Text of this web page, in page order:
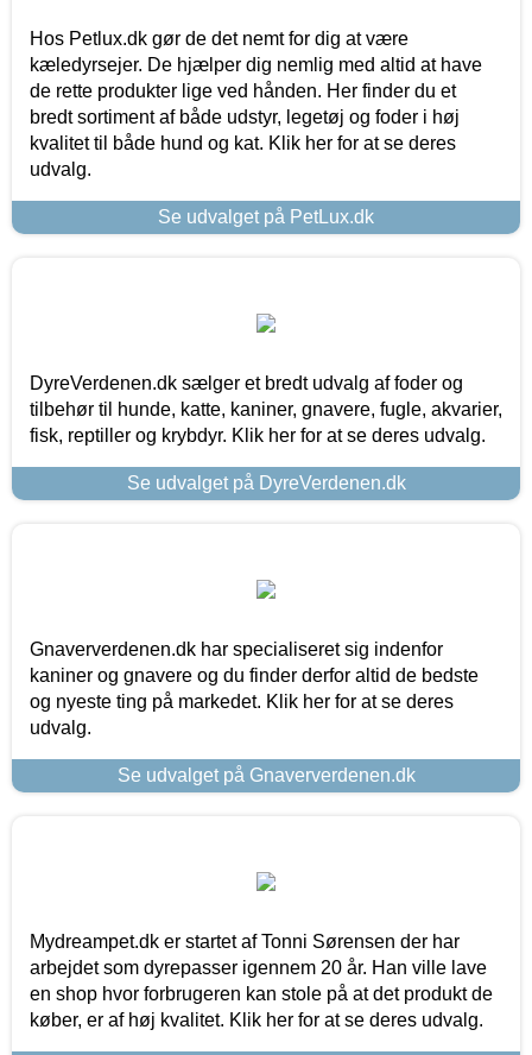
Hos Petlux.dk gør de det nemt for dig at være
kæledyrsejer. De hjælper dig nemlig med altid at have
de rette produkter lige ved hånden. Her finder du et
bredt sortiment af både udstyr, legetøj og foder i høj
kvalitet til både hund og kat. Klik her for at se deres
udvalg.
Se udvalget på PetLux.dk
DyreVerdenen.dk sælger et bredt udvalg af foder og
tilbehør til hunde, katte, kaniner, gnavere, fugle, akvarier,
fisk, reptiller og krybdyr. Klik her for at se deres udvalg.
Se udvalget på DyreVerdenen.dk
Gnaververdenen.dk har specialiseret sig indenfor
kaniner og gnavere og du finder derfor altid de bedste
og nyeste ting på markedet. Klik her for at se deres
udvalg.
Se udvalget på Gnaververdenen.dk
Mydreampet.dk er startet af Tonni Sørensen der har
arbejdet som dyrepasser igennem 20 år. Han ville lave
en shop hvor forbrugeren kan stole på at det produkt de
køber, er af høj kvalitet. Klik her for at se deres udvalg.